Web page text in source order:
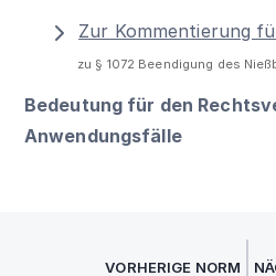
Zur Kommentierung
zu § 1072 Beendigung des
Bedeutung für den
Anwendungsfälle
VORHERIGE NORM